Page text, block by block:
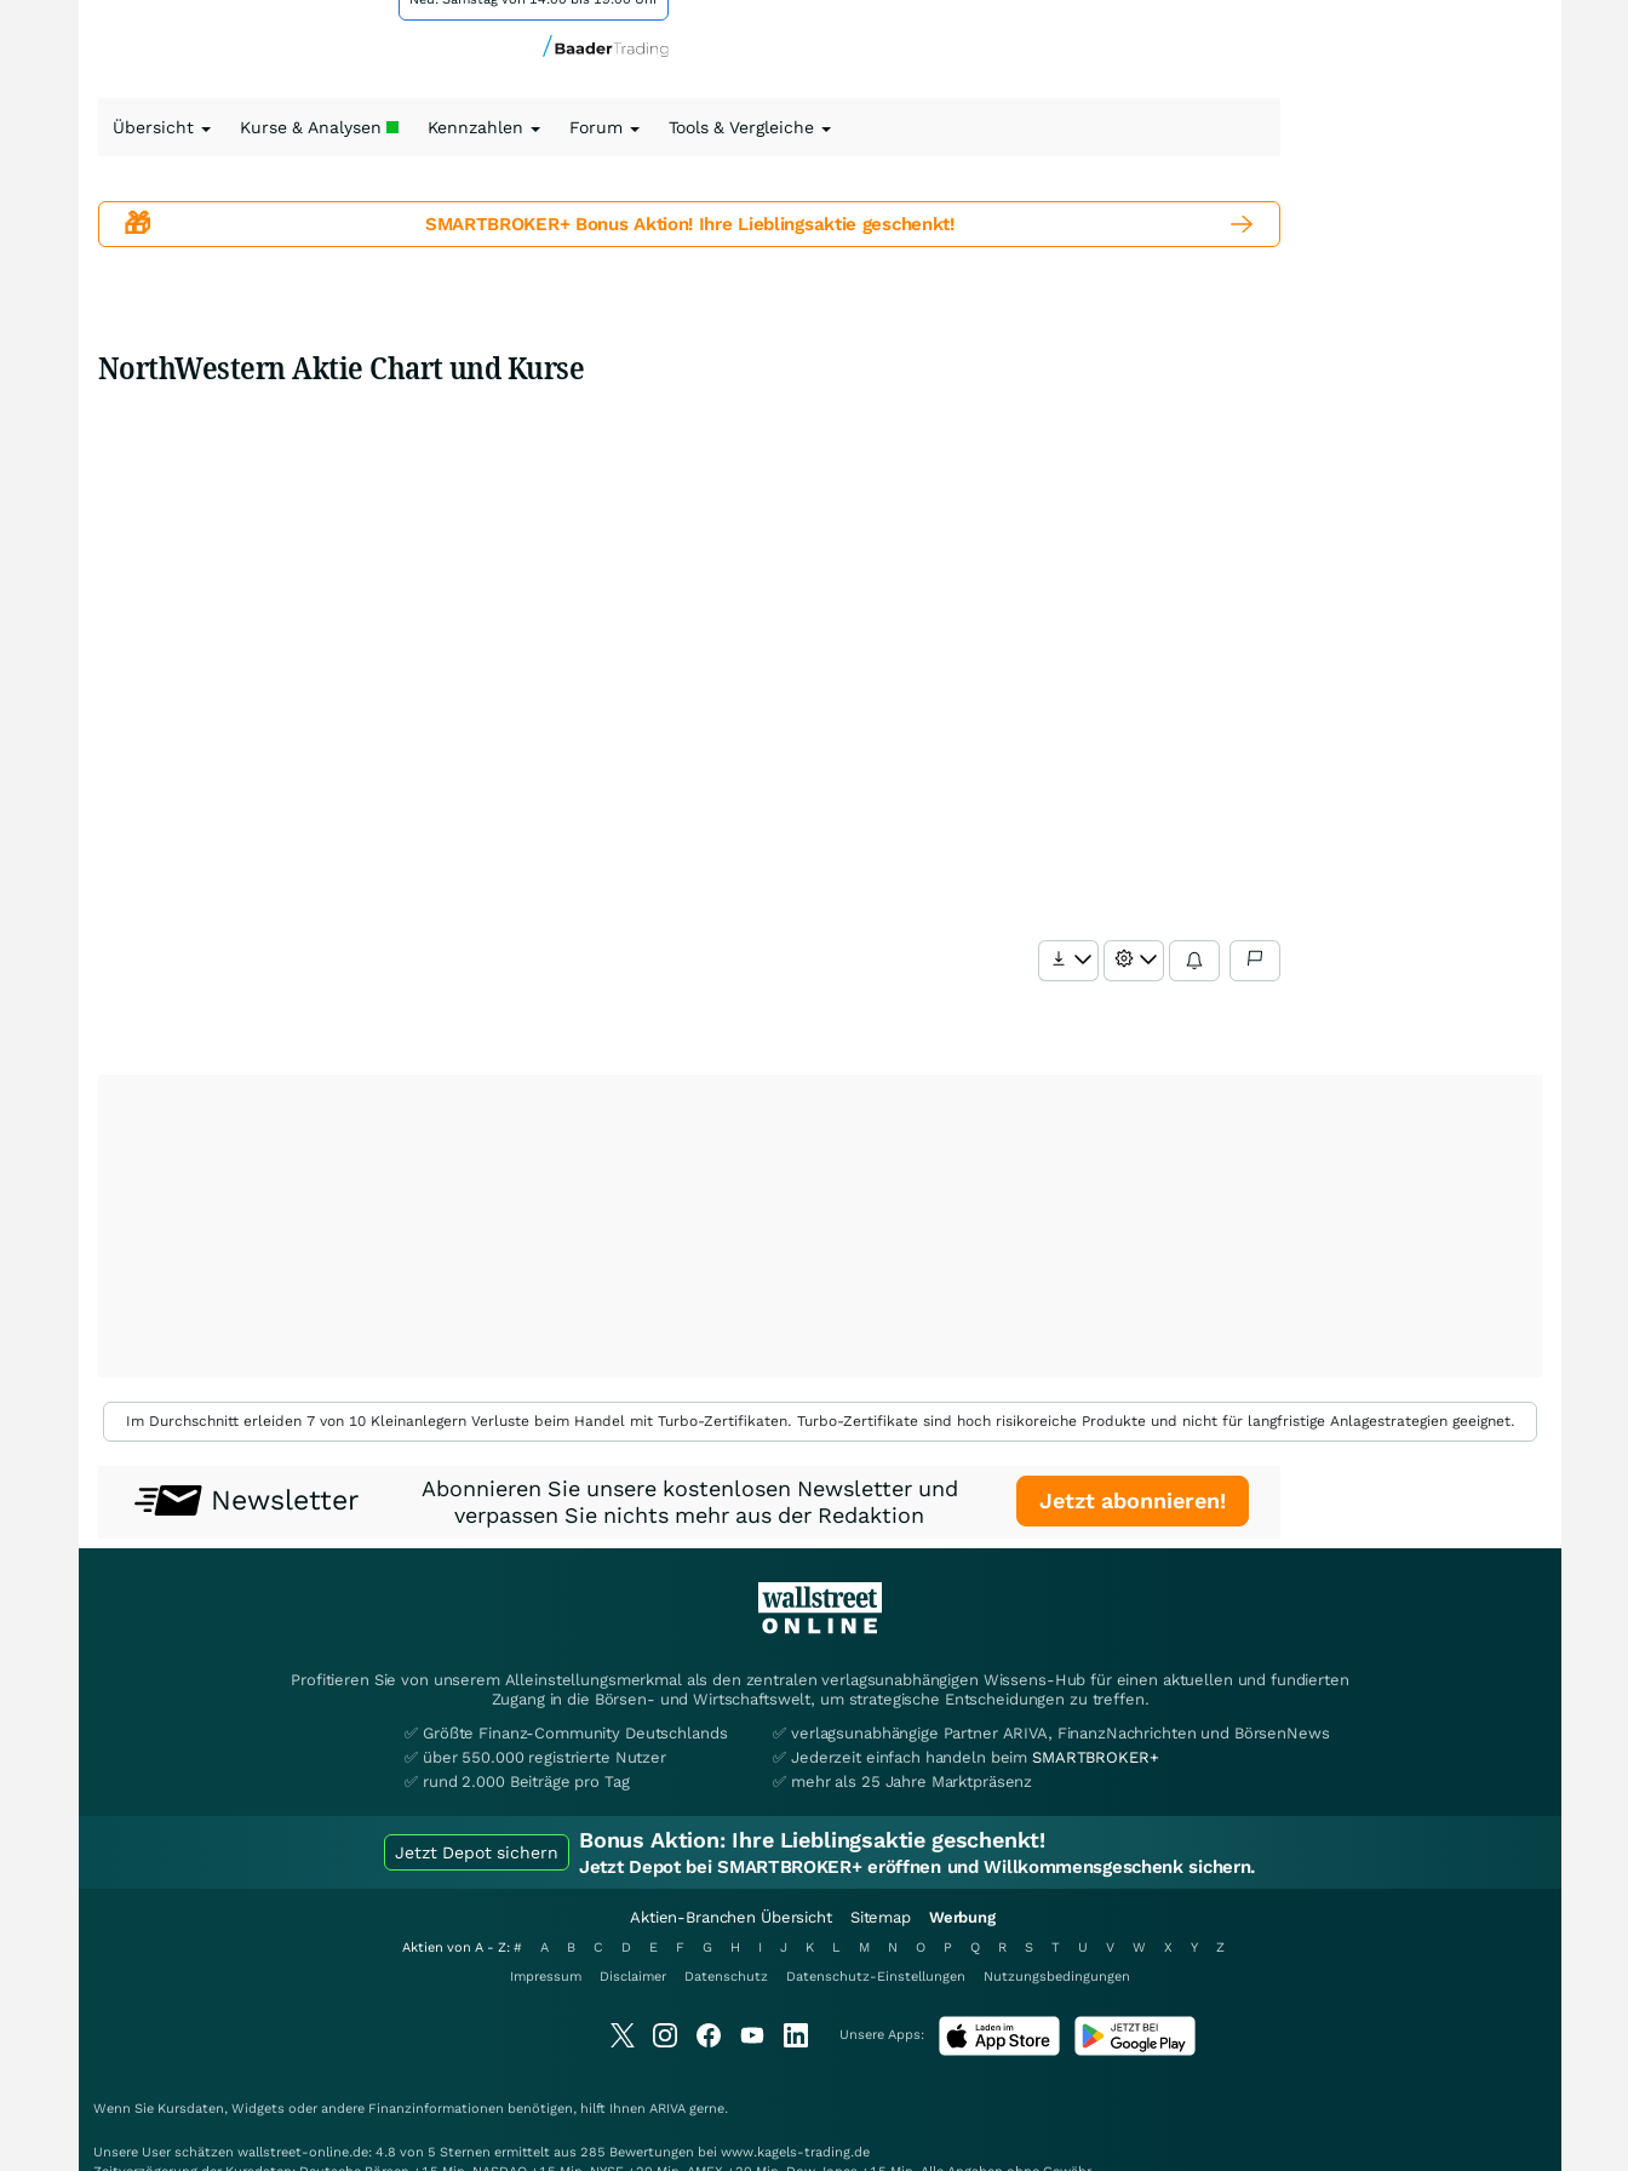
Übersicht Kurse & Analysen Kennzahlen Forum Tools & Vergleiche
🎁 SMARTBROKER+ Bonus Aktion! Ihre Lieblingsaktie geschenkt!
NorthWestern Aktie Chart und Kurse
Im Durchschnitt erleiden 7 von 10 Kleinanlegern Verluste beim Handel mit Turbo-Zertifikaten. Turbo-Zertifikate sind hoch risikoreiche Produkte und nicht für langfristige Anlagestrategien geeignet.
Newsletter
Abonnieren Sie unsere kostenlosen Newsletter und
verpassen Sie nichts mehr aus der Redaktion
Jetzt abonnieren!
Profitieren Sie von unserem Alleinstellungsmerkmal als den zentralen verlagsunabhängigen Wissens-Hub für einen aktuellen und fundierten
Zugang in die Börsen- und Wirtschaftswelt, um strategische Entscheidungen zu treffen.
✅ Größte Finanz-Community Deutschlands
✅ über 550.000 registrierte Nutzer
✅ rund 2.000 Beiträge pro Tag
✅ verlagsunabhängige Partner ARIVA, FinanzNachrichten und BörsenNews
✅ Jederzeit einfach handeln beimSMARTBROKER+
✅ mehr als 25 Jahre Marktpräsenz
Jetzt Depot sichern Bonus Aktion: Ihre Lieblingsaktie geschenkt!
Jetzt Depot bei SMARTBROKER+ eröffnen und Willkommensgeschenk sichern.
Aktien-Branchen Übersicht Sitemap Werbung
Aktien von A - Z: # A B C D E F G H I J K L M N O P Q R S T U V W X Y
Z
Impressum
Disclaimer Datenschutz Datenschutz-Einstellungen Nutzungsbedingungen
Unsere Apps:
Wenn Sie Kursdaten, Widgets oder andere Finanzinformationen benötigen, hilft Ihnen ARIVA gerne.
Unsere User schätzen wallstreet-online.de: 4.8 von 5 Sternen ermittelt aus 285 Bewertungen bei www.kagels-trading.de